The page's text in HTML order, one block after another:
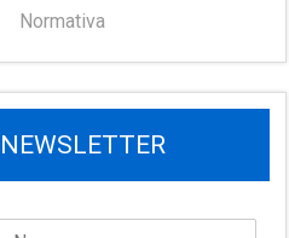
Normativa
NEWSLETTER